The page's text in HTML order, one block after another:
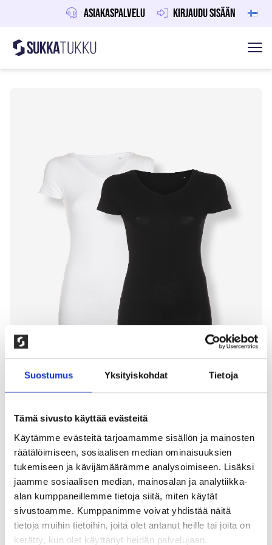
Suostumus Yksityiskohdat Tietoja
Tämä sivusto käyttää evästeitä
Käytämme evästeitä tarjoamamme sisällön ja mainosten
räätälöimiseen, sosiaalisen median ominaisuuksien
tukemiseen ja kävijämäärämme analysoimiseen. Lisäksi
jaamme sosiaalisen median, mainosalan ja analytiikka-
alan kumppaneillemme tietoja siitä, miten käytät
sivustoamme. Kumppanimme voivat yhdistää näitä
tietoja muihin tietoihin, joita olet antanut heille tai joita on
kerätty, kun olet käyttänyt heidän palvelujaan.
Asiakaspalvelu Kirjaudu sisään
Hoppa till innehåll
Sukkatukku
2-PAKKAUS T-PAITA, V-PÄÄNTIE
MUSTA & VALKOINEN, NAISET
200,00kr
V-kaula-aukko, vartalonmyötäinen malli joissa
pidempi helma. Miellyttävä paita joustavasta ja